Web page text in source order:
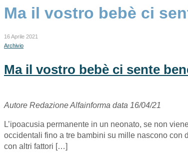
Ma il vostro bebè ci
16 Aprile 2021
Archivio
Ma il vostro bebè ci sente
Autore Redazione Alfainforma data 16/04/21
L’ipoacusia permanente in un neonato, se non
occidentali fino a tre bambini su mille nascono
con altri fattori […]